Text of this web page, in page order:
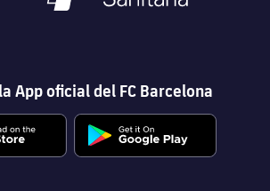
App oficial del FC Barcelona